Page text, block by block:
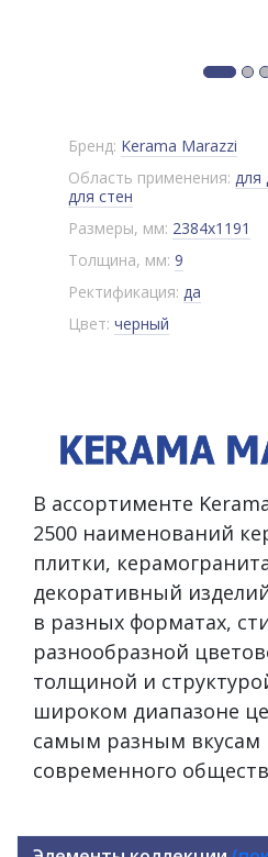
Бренд: Kerama Marazzi
Область применения: для
для стен
Размеры, мм: 2384x1191
Толщина, мм: 9
Ректификация: да
Цвет: черный
В ассортименте
2500 наименований
плитки,
декоративный
в разных форматах,
разнообразной
толщиной и
широком диапазоне
самым разным вкусам
современного